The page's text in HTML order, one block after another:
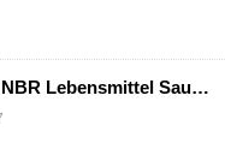
TYP NFSD - NBR Lebensmittel Saug- und Druckschlauch